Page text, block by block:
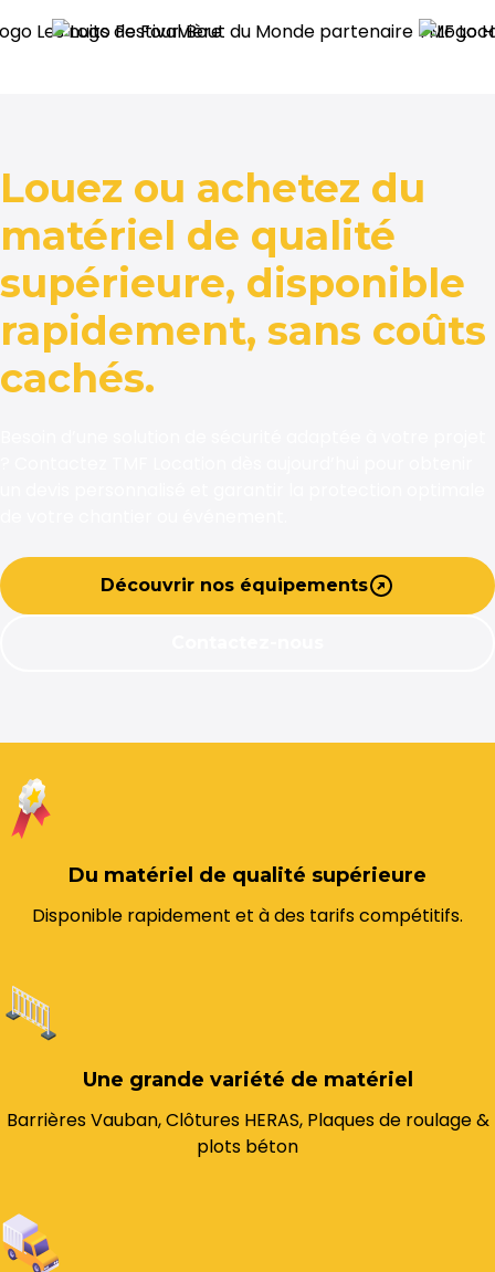
Louez ou achetez du
matériel de qualité
supérieure, disponible
rapidement, sans coûts
cachés.
Découvrir nos équipements
Du matériel de qualité supérieure
Disponible rapidement et à des tarifs compétitifs.
Une grande variété de matériel
Barrières Vauban, Clôtures HERAS, Plaques de roulage &
plots béton